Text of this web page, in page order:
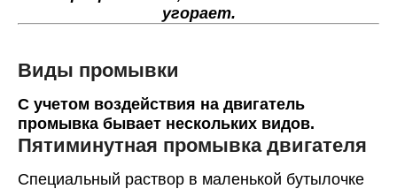
угорает.
Виды промывки
С учетом воздействия на двигатель
промывка бывает нескольких видов.
Пятиминутная промывка двигателя
Специальный раствор в маленькой бутылочке